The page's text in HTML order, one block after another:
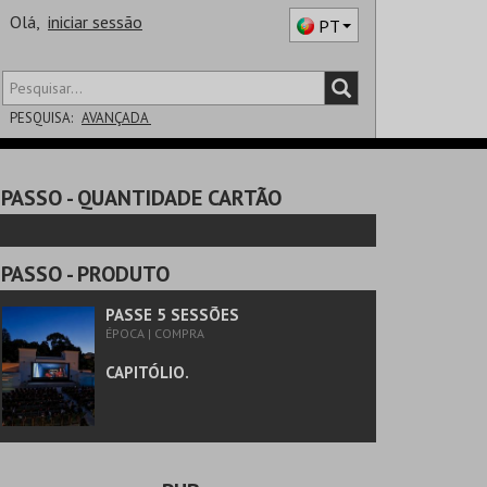
Olá, iniciar sessão PT
PESQUISA: AVANÇADA
PASSO- QUANTIDADE CARTÃO
PASSO- PRODUTO
PASSE 5 SESSÕES
ÉPOCA | COMPRA
CAPITÓLIO.